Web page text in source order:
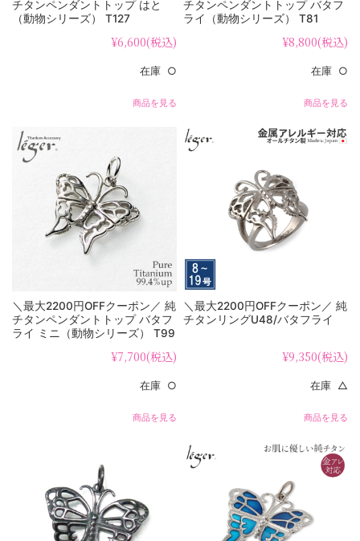
チタンペンダントトップ はと
（動物シリーズ） T127
¥6,600(税込)
在庫 ○
商品を見る
チタンペンダントトップ バタフ
ライ（動物シリーズ） T81
¥8,800(税込)
在庫 ○
商品を見る
＼最大2200円OFFクーポン／ 純
チタンペンダントトップ バタフ
ライ ミニ（動物シリーズ） T99
¥7,700(税込)
在庫 ○
商品を見る
＼最大2200円OFFクーポン／ 純
チタンリングU48/バタフライ
¥9,350(税込)
在庫 △
商品を見る